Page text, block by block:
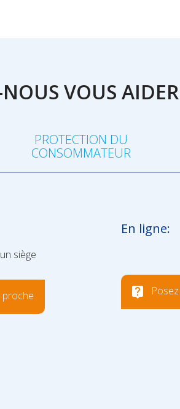
VOUS
PROTECTION DU
CONSOMMATEUR
siège
proche
En ligne: